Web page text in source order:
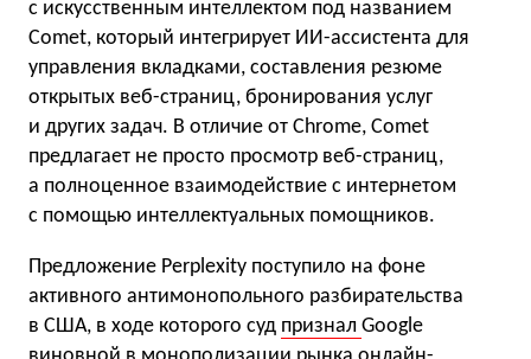
с искусственным интеллектом под названием
Comet, который интегрирует ИИ-ассистента для
управления вкладками, составления резюме
открытых веб-страниц, бронирования услуг
и других задач. В отличие от Chrome, Comet
предлагает не просто просмотр веб-страниц,
а полноценное взаимодействие с интернетом
с помощью интеллектуальных помощников.
Предложение Perplexity поступило на фоне
активного антимонопольного разбирательства
в США, в ходе которого суд признал Google